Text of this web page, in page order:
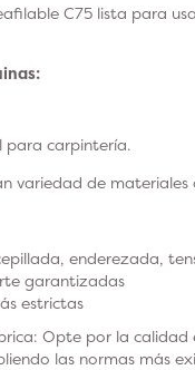
C75 lista para
para carpintería.
variedad de
enderezada,
garantizadas
estrictas
Opte por la
las normas más